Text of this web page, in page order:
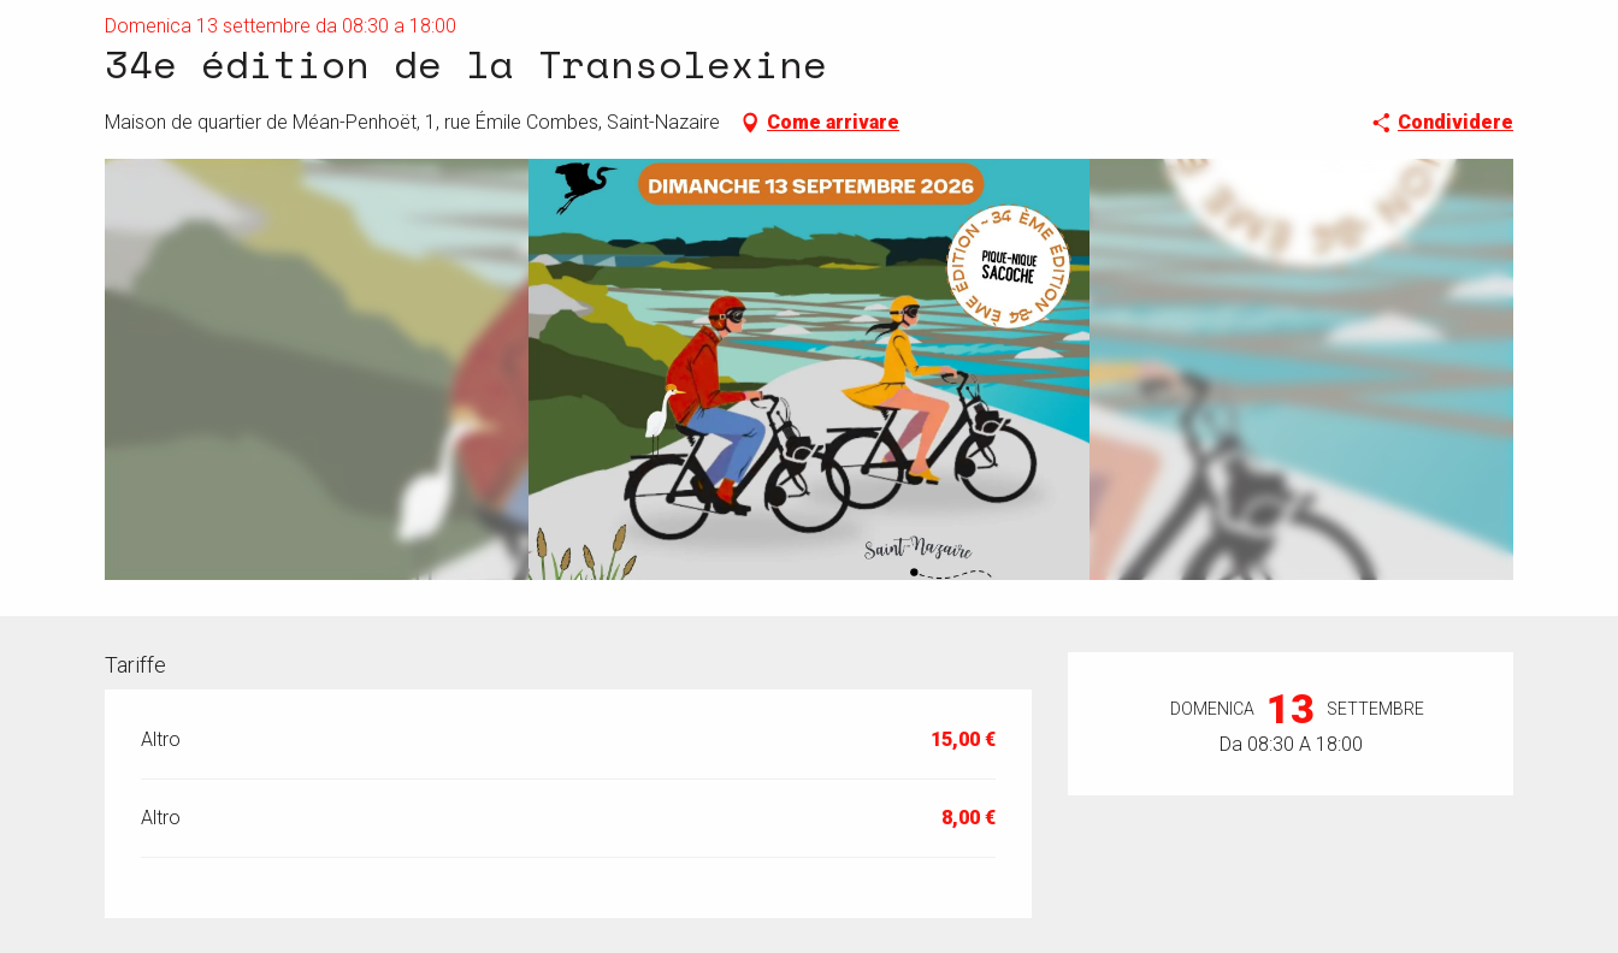
Domenica 13 settembre da 08:30 a 18:00
34e édition de la Transolexine
Maison de quartier de Méan-Penhoët, 1, rue Émile Combes, Saint-Nazaire Come arrivare Condividere
DOMENICA 13 SETTEMBRE
Da 08:30 A 18:00
Tariffe
Altro 15,00 €
Altro 8,00 €